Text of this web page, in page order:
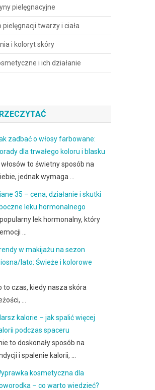
pielęgnacyjne
pielęgnacji twarzy i ciała
i koloryt skóry
i ich działanie
zadbać o włosy farbowane:
dla trwałego koloru i blasku
to świetny sposób na
jednak wymaga …
35 – cena, działanie i skutki
leku hormonalnego
lek hormonalny, który
…
w makijażu na sezon
lato: Świeże i kolorowe
to czas, kiedy nasza skóra
…
kalorie – jak spalić więcej
podczas spaceru
to doskonały sposób na
i spalenie kalorii, …
kosmetyczna dla
– co warto wiedzieć?